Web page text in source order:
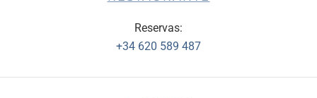
Reservas:
+34 620 589 487